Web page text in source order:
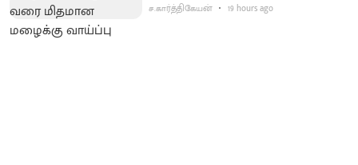
ச.கார்த்திகேயன் 19 hours ago